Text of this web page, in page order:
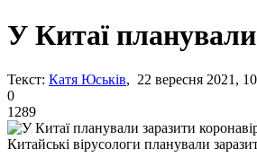
У Китаї
Текст: Катя Юськів, 22 вересня 2021,
0
1289
Китайські вірусологи планували